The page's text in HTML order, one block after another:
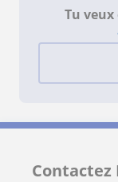
Tu
Contactez